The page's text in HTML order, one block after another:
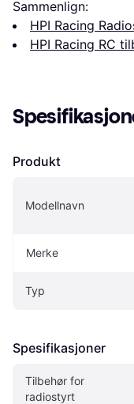
Sammenlign:
HPI Racing
HPI Racing RC
Produkt
Modellnavn
Merke
Typ
Spesifikasjoner
Tilbehør for
radiostyrt